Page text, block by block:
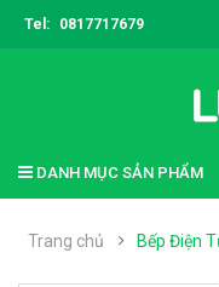
Tel: 0817717679
DANH MỤC SẢN PHẨM
Trang chủ Bếp Điện